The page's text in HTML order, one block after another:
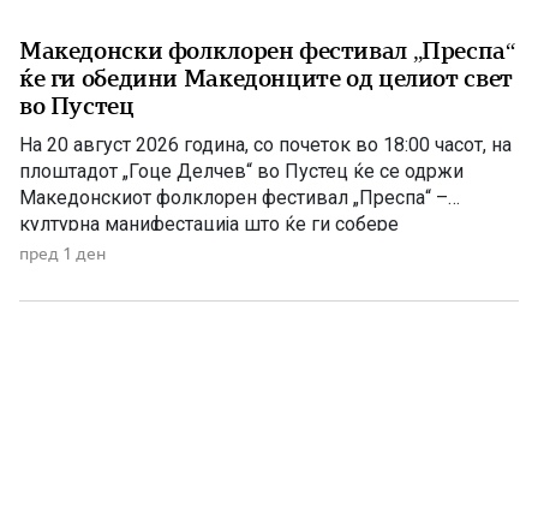
Македонски фолклорен фестивал „Преспа“
ќе ги обедини Македонците од целиот свет
во Пустец
На 20 август 2026 година, со почеток во 18:00 часот, на
плоштадот „Гоце Делчев“ во Пустец ќе се одржи
Македонскиот фолклорен фестивал „Преспа“ –
културна манифестација што ќе ги собере
Македонците од Македонија, Албанија и дијаспората во
Фестивалот ќе биде можност за промоција на богатото
пред 1 ден